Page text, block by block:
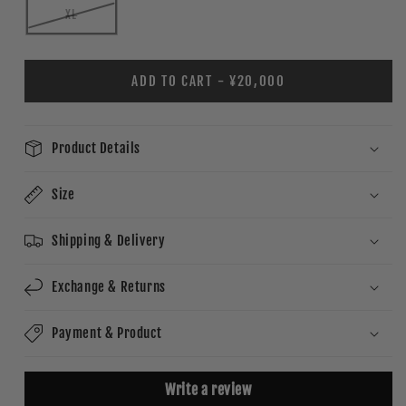
XL
ADD TO CART - ¥20,000
Product Details
Size
Shipping & Delivery
Exchange & Returns
Payment & Product
Write a review